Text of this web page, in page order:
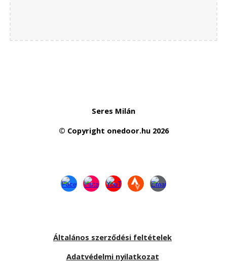
Seres Milán
© Copyright onedoor.hu2026
Általános szerződési feltételek
Adatvédelmi nyilatkozat